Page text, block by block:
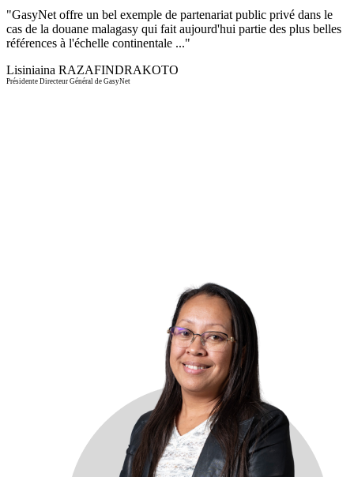
"GasyNet offre un bel exemple de partenariat public privé dans le
cas de la douane malagasy qui fait aujourd'hui partie des plus belles
références à l'échelle continentale ..."
Lisiniaina RAZAFINDRAKOTO
Présidente Directeur Général de GasyNet